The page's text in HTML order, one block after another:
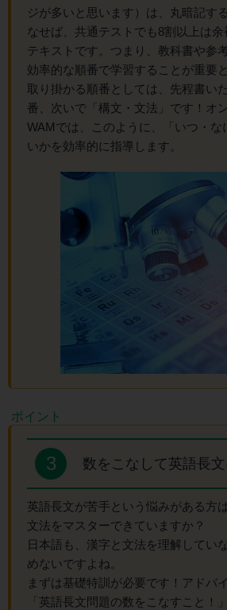
ジが多いと思います）は、丸暗記す
なせば、共通テストでも8割以上は
テキストです。つまり、教科書や参
効率的な順番で学習することが重要
取り掛かる順番としては、先程書い
番、次いで「構文・文法」です！オ
WAMでは、このように、「いつ・な
いかを効率的に指導します。
3 数をこなして英語長文
英語長文が苦手という悩みがある方
文法をマスターできていますか？
日本語も、漢字と文法を理解してい
めないですよね。
まずは基礎特訓が必要です！アドバ
「英語長文問題の数をこなすこと！